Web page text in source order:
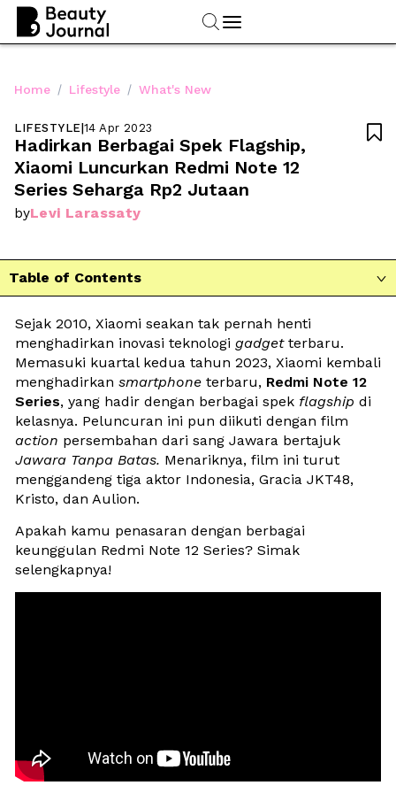
Home / Lifestyle / What's New
LIFESTYLE|14 Apr 2023
Hadirkan Berbagai Spek Flagship,
Xiaomi Luncurkan Redmi Note 12
Series Seharga Rp2 Jutaan
byLevi Larassaty

Table of Contents 
Sejak 2010, Xiaomi seakan tak pernah henti
menghadirkan inovasi teknologi gadget terbaru.
Memasuki kuartal kedua tahun 2023, Xiaomi kembali
menghadirkan smartphone terbaru, Redmi Note 12
Series, yang hadir dengan berbagai spek flagship di
action
Jawara Tanpa Batas.
menggandeng tiga aktor Indonesia, Gracia JKT48,
Kristo, dan Aulion.
Apakah kamu penasaran dengan berbagai
keunggulan Redmi Note 12 Series? Simak
selengkapnya!